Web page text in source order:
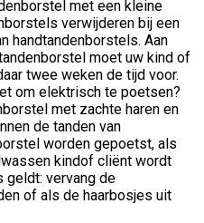
met een kleine
verwijderen bij een
handtandenborstels. Aan
moet uw kind of
twee weken de tijd voor.
om elektrisch te poetsen?
met zachte haren en
de tanden van
worden gepoetst, als
kindof cliënt wordt
geldt: vervang de
of als de haarbosjes uit